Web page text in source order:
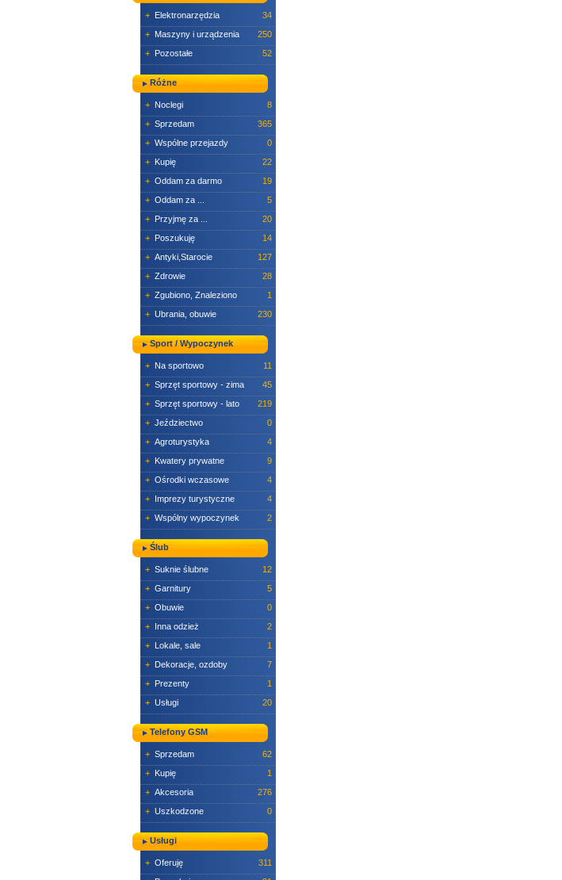
+ Elektronarzędzia
34
+ Maszyny i urządzenia
250
+ Pozostałe 52
Różne
+ Noclegi
8
+ Sprzedam
365
+ Wspólne przejazdy
0
+ Kupię
22
+ Oddam za darmo
19
+ Oddam za ...
5
+ Przyjmę za ...
20
+ Poszukuję
14
+ Antyki,Starocie
127
+ Zdrowie
28
+ Zgubiono, Znaleziono
1
+ Ubrania, obuwie 230
Sport / Wypoczynek
+ Na sportowo
11
+ Sprzęt sportowy - zima
45
+ Sprzęt sportowy - lato
219
+ Jeździectwo
0
+ Agroturystyka
4
+ Kwatery prywatne
9
+ Ośrodki wczasowe
4
+ Imprezy turystyczne
4
+ Wspólny wypoczynek 2
Ślub
+ Suknie ślubne
12
+ Garnitury
5
+ Obuwie
0
+ Inna odzież
2
+ Lokale, sale
1
+ Dekoracje, ozdoby
7
+ Prezenty
1
+ Usługi 20
Telefony GSM
+ Sprzedam
62
+ Kupię
1
+ Akcesoria
276
+ Uszkodzone 0
Usługi
+ Oferuję
311